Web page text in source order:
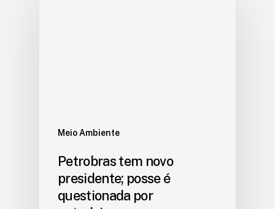
Meio Ambiente
Petrobras tem novo
presidente; posse é
questionada por